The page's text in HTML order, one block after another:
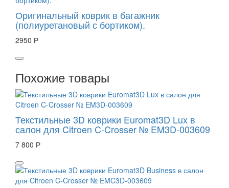
Оригинальный коврик в багажник
(полиуретановый с бортиком).
2950 Р
Похожие товары
Текстильные 3D коврики Euromat3D Lux в
салон для Citroen C-Crosser № EM3D-003609
7 800 Р